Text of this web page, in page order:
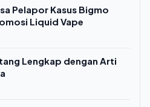
Pelapor Kasus Bigmo
Liquid Vape
Lengkap dengan Arti